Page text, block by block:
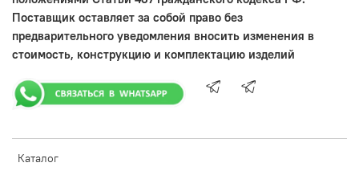
Каталог
Поставщик оставляет за собой право без
предварительного уведомления вносить изменения в
стоимость, конструкцию и комплектацию изделий